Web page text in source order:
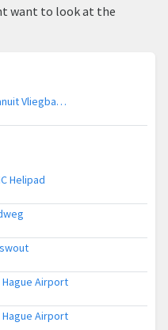
want to look at the
Politiehelikopter onderweg vanuit Vliegbasis Volkel
Helipad
Airport
Airport